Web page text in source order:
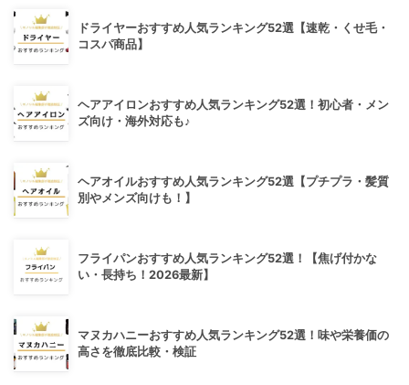
ドライヤーおすすめ人気ランキング52選【速乾・くせ毛・
コスパ商品】
ヘアアイロンおすすめ人気ランキング52選！初心者・メン
ズ向け・海外対応も♪
ヘアオイルおすすめ人気ランキング52選【プチプラ・髪質
別やメンズ向けも！】
フライパンおすすめ人気ランキング52選！【焦げ付かな
い・長持ち！2026最新】
マヌカハニーおすすめ人気ランキング52選！味や栄養価の
高さを徹底比較・検証